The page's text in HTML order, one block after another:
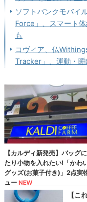
ソフトバンクモバイ
Force」、スマート
も
コヴィア、仏
Tracker」、運動・